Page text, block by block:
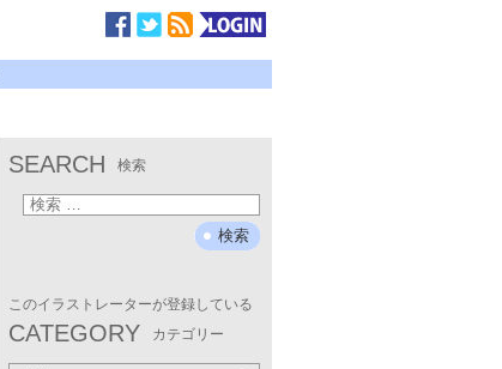
SEARCH 検索
このイラストレーターが登録している
CATEGORY カテゴリー